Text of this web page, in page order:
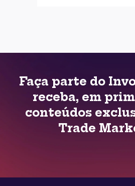
Faça parte do
receba, em
conteúdos
Trade